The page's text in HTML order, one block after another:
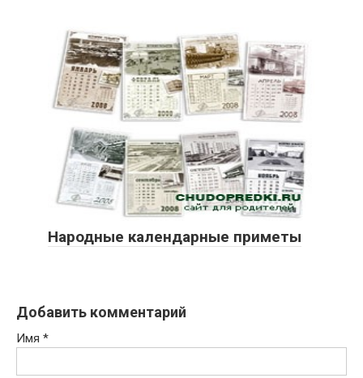
Народные календарные приметы
Добавить комментарий
Имя *